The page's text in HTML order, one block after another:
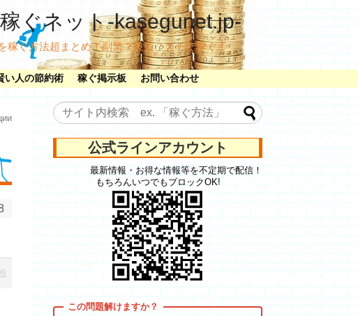
稼ぐネット-kasegunet.jp-
稼ぐ方法超まとめ！副業？投資？ガチで稼ぐ！
い人の節約術 稼ぐ掲示板 お問い合わせ
公式ラインアカウント
最新情報・お得な情報等を不定期で配信！
もちろんいつでもブロックOK!